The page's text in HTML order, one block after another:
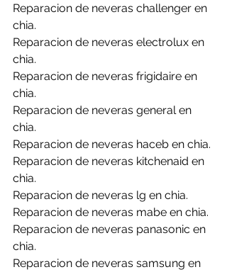
Reparacion de neveras challenger en
chia.
Reparacion de neveras electrolux en
chia.
Reparacion de neveras frigidaire en
chia.
Reparacion de neveras general en
chia.
Reparacion de neveras haceb en chia.
Reparacion de neveras kitchenaid en
chia.
Reparacion de neveras lg en chia.
Reparacion de neveras mabe en chia.
Reparacion de neveras panasonic en
chia.
Reparacion de neveras samsung en